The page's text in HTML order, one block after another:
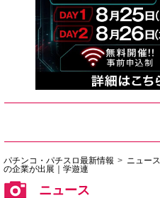
パチンコ・パチスロ最新情報 ニュース
の企業が出展｜学遊連
ニュース